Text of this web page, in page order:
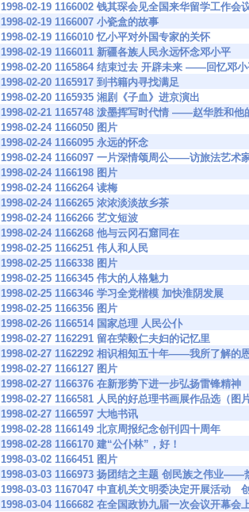
1998-02-19 1166002 钱其琛会见全国来华留学工作
1998-02-19 1166007 小瓷盒的故事
1998-02-19 1166010 忆小平对外国专家的关怀
1998-02-19 1166011 新疆各族人民永远怀念邓小平
1998-02-20 1165864 结束过去 开辟未来 ——回忆邓
1998-02-20 1165917 到书籍内寻找满足
1998-02-20 1165935 湘剧《子血》进京演出
1998-02-21 1165748 泼墨挥写时代情 ——赵华胜和他
1998-02-24 1166050 图片
1998-02-24 1166095 永远的怀念
1998-02-24 1166097 一片深情颂周公——访旅法艺术
1998-02-24 1166198 图片
1998-02-24 1166264 读梅
1998-02-24 1166265 浓浓淡淡故乡茶
1998-02-24 1166266 艺文短波
1998-02-24 1166268 他与云冈石窟同在
1998-02-25 1166251 伟人和人民
1998-02-25 1166338 图片
1998-02-25 1166345 伟大的人格魅力
1998-02-25 1166346 学习全党楷模 加快淮阴发展
1998-02-25 1166356 图片
1998-02-26 1166514 国家总理 人民公仆
1998-02-27 1162291 留在荣毅仁夫妇的记忆里
1998-02-27 1162292 相识相知五十年——我所了解的
1998-02-27 1166127 图片
1998-02-27 1166376 在新形势下进一步弘扬雷锋精
1998-02-27 1166581 人民的好总理书画展作品选（图片
1998-02-27 1166597 大地书讯
1998-02-28 1166149 北京周报纪念创刊四十周年
1998-02-28 1166170 建“公仆林”，好！
1998-03-02 1166451 图片
1998-03-03 1166973 扬团结之主题 创民族之伟业——
1998-03-03 1167047 中直机关文明委决定开展活动
1998-03-04 1166682 在全国政协九届一次会议开幕